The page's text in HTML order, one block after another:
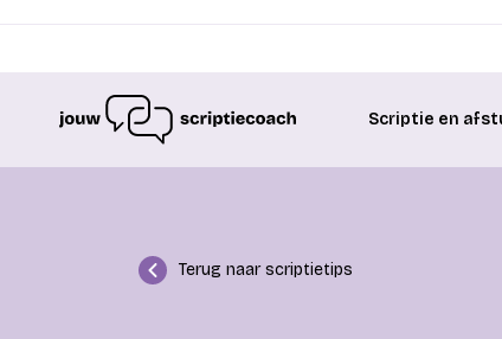
Scriptie en
Terug naar scriptietips